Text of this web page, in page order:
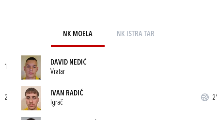
NK MOELA NK ISTRA TAR
1
DAVID NEDIĆ
Vratar
2
IVAN RADIĆ
Igrač
2'